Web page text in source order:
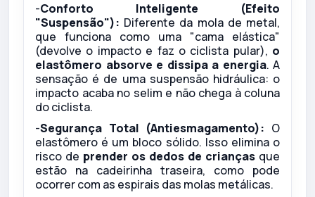
-Conforto Inteligente (Efeito
"Suspensão"): Diferente da mola de metal,
que funciona como uma "cama elástica"
(devolve o impacto e faz o ciclista pular), o
elastômero absorve e dissipa a energia. A
sensação é de uma suspensão hidráulica: o
impacto acaba no selim e não chega à coluna
do ciclista.
-Segurança Total (Antiesmagamento): O
elastômero é um bloco sólido. Isso elimina o
risco de prender os dedos de crianças que
estão na cadeirinha traseira, como pode
ocorrer com as espirais das molas metálicas.